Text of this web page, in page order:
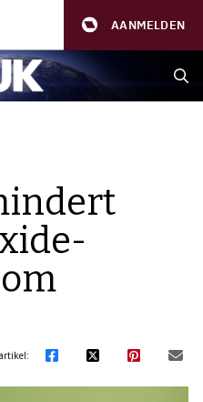
AANMELDEN